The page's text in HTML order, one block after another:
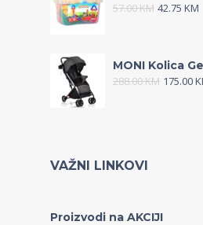
57.00KM 42.75 KM
MONI Kolica
288.00KM 175.00
VAŽNI LINKOVI
Proizvodi na AKCIJI